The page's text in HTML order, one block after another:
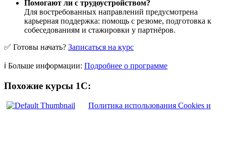
Помогают ли с трудоустройством?
Для востребованных направлений предусмотрена
карьерная поддержка: помощь с резюме, подготовка к
собеседованиям и стажировки у партнёров.
✅ Готовы начать? Записаться на курс
ℹ️ Больше информации: Подробнее о программе
Похожие курсы 1С:
Политика использования Cookies и